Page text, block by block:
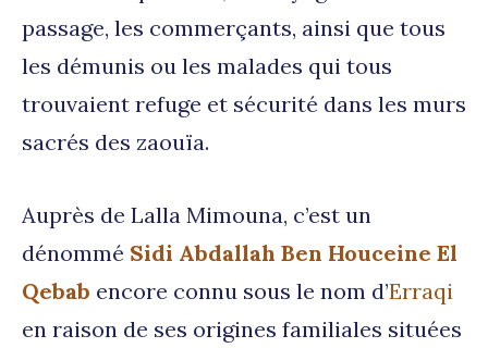
passage, les commerçants, ainsi que tous
les démunis ou les malades qui tous
trouvaient refuge et sécurité dans les murs
sacrés des zaouïa.
Auprès de Lalla Mimouna, c’est un
dénommé Sidi Abdallah Ben Houceine El
Qebab encore connu sous le nom d’Erraqi
en raison de ses origines familiales situées